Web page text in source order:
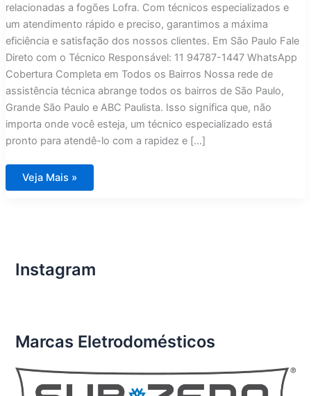
relacionadas a fogões Lofra. Com técnicos especializados e
um atendimento rápido e preciso, garantimos a máxima
eficiência e satisfação dos nossos clientes. Em São Paulo Fale
Direto com o Técnico Responsável: 11 94787-1447 WhatsApp
Cobertura Completa em Todos os Bairros Nossa rede de
assistência técnica abrange todos os bairros de São Paulo,
Grande São Paulo e ABC Paulista. Isso significa que, não
importa onde você esteja, um técnico especializado está
pronto para atendê-lo com a rapidez e […]
Assistência
Técnica
Veja Mais »
Instagram
Marcas Eletrodomésticos